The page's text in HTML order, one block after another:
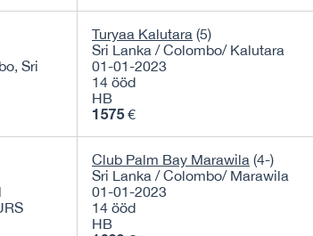
Turyaa Kalutara (5)
Sri Lanka / Colombo/ Kalutara
01-01-2023
14 ööd
HB
1575€
Club Palm Bay Marawila (4-)
Sri Lanka / Colombo/ Marawila
01-01-2023
14 ööd
HB